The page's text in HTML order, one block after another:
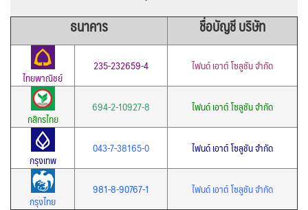
ธนาคาร ชื่อบัญชี บริษัท
ไทยพาณิชย์
235-232659-4 ไฟนด์ เอาต์ โซลูชัน จำกัด
กสิกรไทย
694-2-10927-8 ไฟนด์ เอาต์ โซลูชัน จำกัด
กรุงเทพ
043-7-38165-0 ไฟนด์ เอาต์ โซลูชัน จำกัด
กรุงไทย
981-8-90767-1 ไฟนด์ เอาต์ โซลูชัน จำกัด